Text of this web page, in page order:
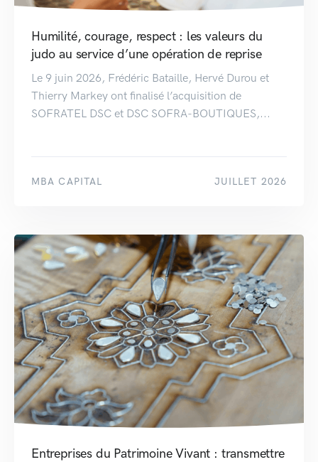
Humilité, courage, respect : les valeurs du
judo au service d’une opération de reprise
Le 9 juin 2026, Frédéric Bataille, Hervé Durou et
Thierry Markey ont finalisé l’acquisition de
SOFRATEL DSC et DSC SOFRA-BOUTIQUES,...
MBA CAPITAL JUILLET 2026
Entreprises du Patrimoine Vivant : transmettre